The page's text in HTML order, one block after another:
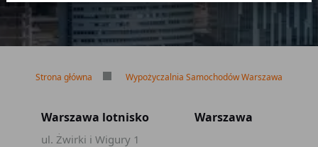
Strona główna Wypożyczalnia Samochodów Warszawa
Warszawa lotnisko
ul. Żwirki i Wigury 1
Warszawa
nasi partnerzy. Szczegółowe informacje na temat
korzystania przez nas i naszych partnerów z plików cookie
oraz przetwarzania Twoich danych osobowych, w tym
dotyczące Twoich uprawnień, zawarte są w naszej